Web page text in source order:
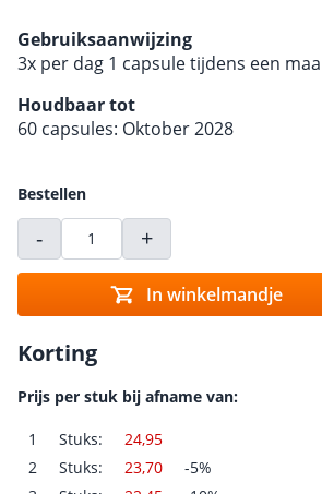
Gebruiksaanwijzing
3x per dag 1 capsule tijdens een
Houdbaar tot
60 capsules: Oktober 2028
Bestellen
- +
In winkelmandje
Korting
Prijs per stuk bij afname van:
1 Stuks:
24,95
2
Stuks: 23,70
-5%